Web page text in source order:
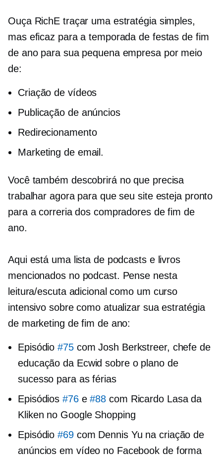
Ouça RichE traçar uma estratégia simples,
mas eficaz para a temporada de festas de fim
de ano para sua pequena empresa por meio
de:
Criação de vídeos
Publicação de anúncios
Redirecionamento
Marketing de email.
Você também descobrirá no que precisa
trabalhar agora para que seu site esteja pronto
para a correria dos compradores de fim de
ano.
Aqui está uma lista de podcasts e livros
mencionados no podcast. Pense nesta
leitura/escuta adicional como um curso
intensivo sobre como atualizar sua estratégia
de marketing de fim de ano:
Episódio#75com Josh Berkstreer, chefe de
educação da Ecwid sobre o plano de
sucesso para as férias
Episódios#76e#88 com Ricardo Lasa da
Kliken no Google Shopping
Episódio#69com Dennis Yu na criação de
anúncios em vídeo no Facebook de forma